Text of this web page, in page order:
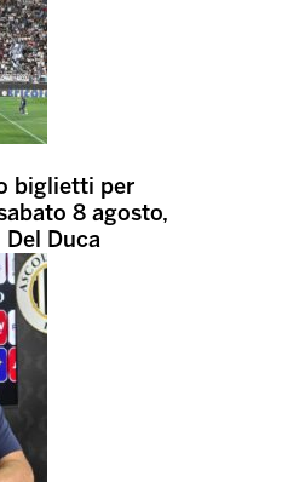
biglietti per
8 agosto,
Duca